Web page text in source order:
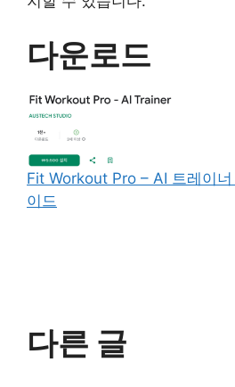
다운로드
Fit Workout Pro – AI 트레이
이드
다른 글